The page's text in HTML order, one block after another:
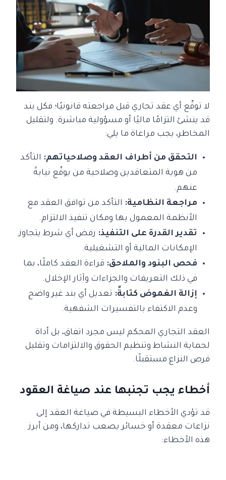
لا توقّع أي عقد تجاري قبل مراجعته قانونيًا؛ فكل بند
قد ينشئ التزامًا ماليًا أو مسؤولية مباشرة. ولتقليل
المخاطر، يجب مراعاة ما يلي:
التحقق من أطراف العقد وصلاحياتهم: التأكد
من هوية المتعاقدين وصلاحية من يوقّع نيابةً
عنهم.
مراجعة النظامية: التأكد من توافق العقد مع
الأنظمة المعمول بها ومكان تنفيذ الالتزام.
تقدير القدرة على التنفيذ: رفض أي شرط يتجاوز
الإمكانات المالية أو التشغيلية.
فحص البنود والملاحق: قراءة العقد كاملًا، بما
في ذلك التعريفات والجزاءات وآثار الإخلال.
إزالة الغموض كتابةً: تعديل أي بند غير واضح
وعدم الاكتفاء بالتفسيرات الشفهية.
العقد التجاري المحكم ليس مجرد اتفاق، بل أداة
لحماية النشاط وتنظيم الحقوق والالتزامات وتقليل
فرص النزاع مستقبلًا.
أخطاء يجب تجنبها عند صياغة العقود
قد تؤدي الأخطاء البسيطة في صياغة العقد إلى
نزاعات معقدة أو خسائر يصعب تداركها، ومن أبرز
هذه الأخطاء: